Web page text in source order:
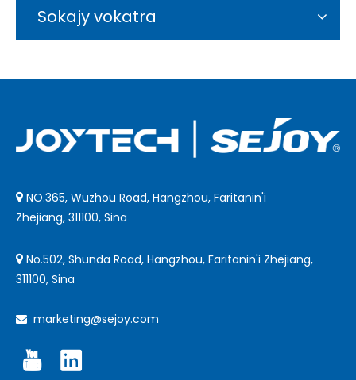
Sokajy vokatra
 NO.365, Wuzhou Road, Hangzhou, Faritanin'i
Zhejiang, 311100, Sina
 No.502, Shunda Road, Hangzhou, Faritanin'i Zhejiang,
311100, Sina
 marketing@sejoy.com